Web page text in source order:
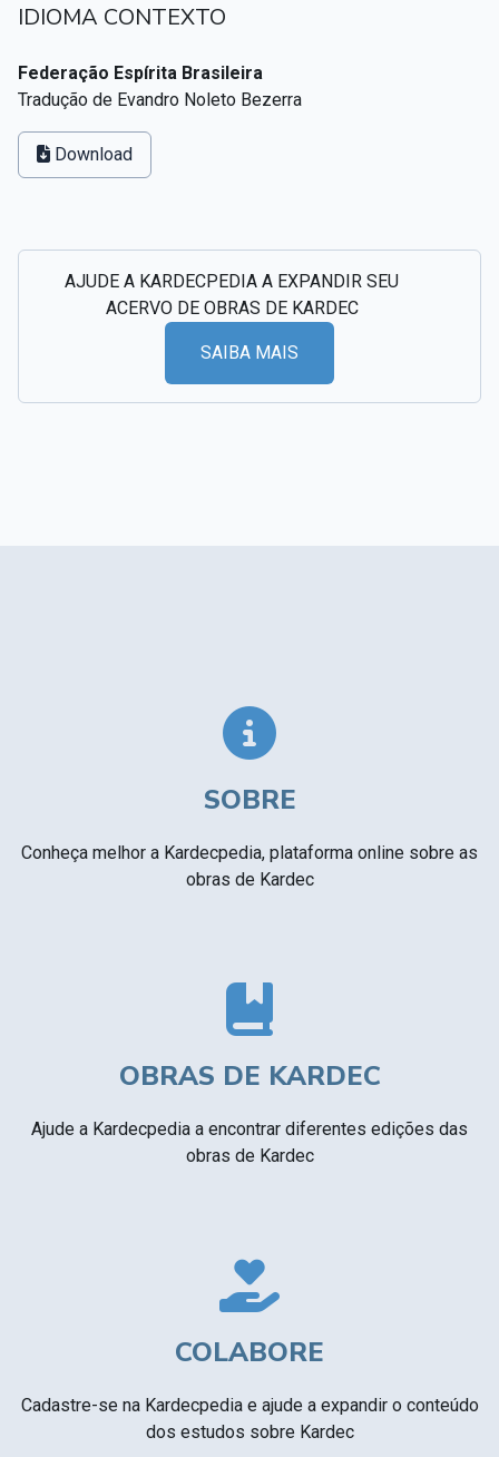
CSI - Imagens e registros históricos do espiritismo
IDIOMA CONTEXTO
Federação Espírita Brasileira
Tradução de Evandro Noleto Bezerra
Download
AJUDE A KARDECPEDIA A EXPANDIR SEU
ACERVO DE OBRAS DE KARDEC
SAIBA MAIS
SOBRE
Conheça melhor a Kardecpedia, plataforma online sobre as
obras de Kardec
OBRAS DE KARDEC
Ajude a Kardecpedia a encontrar diferentes edições das
obras de Kardec
COLABORE
Cadastre-se na Kardecpedia e ajude a expandir o conteúdo
dos estudos sobre Kardec